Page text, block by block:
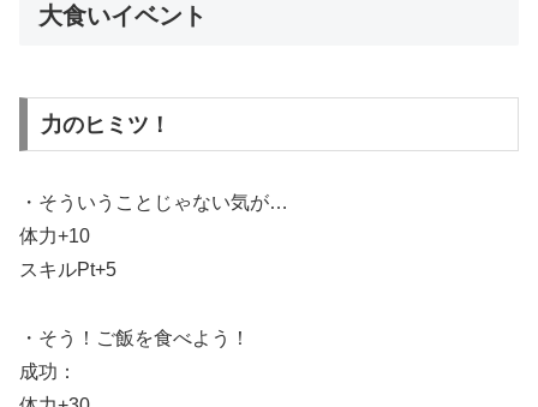
大食いイベント
力のヒミツ！
・そういうことじゃない気が…
体力+10
スキルPt+5
・そう！ご飯を食べよう！
成功：